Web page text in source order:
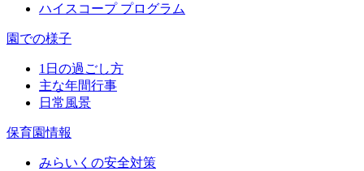
ハイスコープ プログラム
園での様子
1日の過ごし方
主な年間行事
日常風景
保育園情報
みらいくの安全対策